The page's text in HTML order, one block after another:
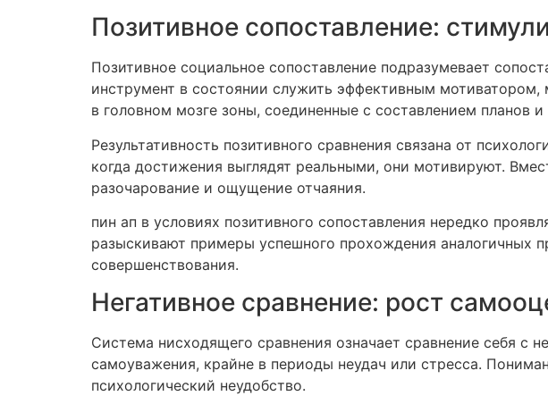
Позитивное сопоставление:
Позитивное социальное сопоставление подразумевает
инструмент в состоянии служить эффективным
в головном мозге зоны, соединенные с составлением планов
Результативность позитивного сравнения связана от
когда достижения выглядят реальными, они мотивируют.
разочарование и ощущение отчаяния.
пин ап в условиях позитивного сопоставления нередко
разыскивают примеры успешного прохождения аналогичных
совершенствования.
Негативное сравнение: рост
Система нисходящего сравнения означает сравнение себя
самоуважения, крайне в периоды неудач или стресса.
психологический неудобство.